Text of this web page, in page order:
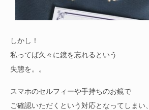
しかし！
私ってば久々に鏡を忘れるという
失態を。。
スマホのセルフィーや手持ちのお鏡で
ご確認いただくという対応となってしまい、